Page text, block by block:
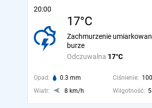
20:00
17°C
Odczuwalna 17°C
Zachmurzenie
burze
Opad: 0.3 mm Ciśnienie:
Wiatr:
8 km/h Wilgotność: